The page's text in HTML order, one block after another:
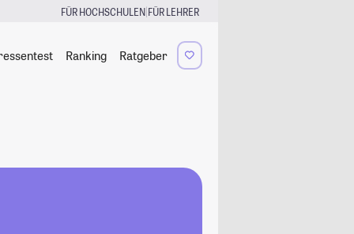
FÜR HOCHSCHULEN|FÜR LEHRER
Ranking Ratgeber